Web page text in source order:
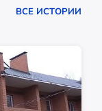
ВСЕ ИСТОРИИ